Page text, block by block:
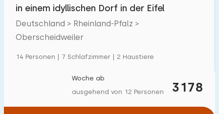
Eingeschränkte Mobilität
Rollstuhlgerecht
Hilfsmittel
in einem idyllischen Dorf in der Eifel
Deutschland > Rheinland-Pfalz >
Oberscheidweiler
14 Personen | 7 Schlafzimmer | 2 Haustiere
3178
Woche ab
ausgehend von 12 Personen